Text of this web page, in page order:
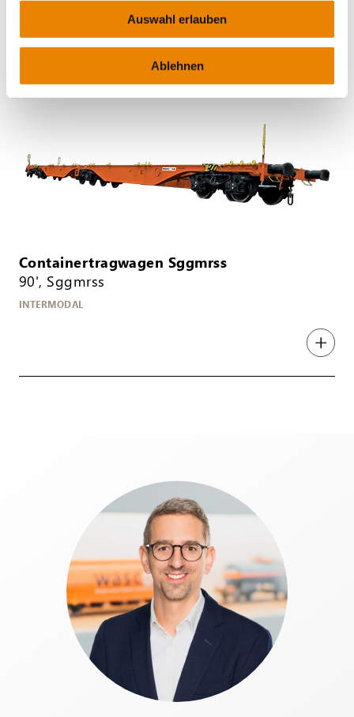
Auswahl erlauben
Ablehnen
Containertragwagen Sggmrss
90', Sggmrss
INTERMODAL